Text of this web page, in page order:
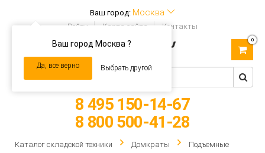
Ваш город: Москва
Ваш город Москва ?
Да, все верно Выбрать другой
Войти Карта сайта Контакты
navigation
0
8 495 150-14-67
8 800 500-41-28
Каталог складской техники Домкраты
Подъемные